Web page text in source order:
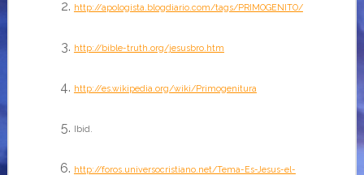
http://apologista.blogdiario.com/tags/PRIMOGENITO/
http://bible-truth.org/jesusbro.htm
http://es.wikipedia.org/wiki/Primogenitura
Ibid.
http://foros.universocristiano.net/Tema-Es-Jesus-el-